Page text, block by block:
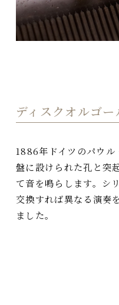
ディスクオルゴー
1886年ドイツのパウル
盤に設けられた孔と突
て音を鳴らします。シ
交換すれば異なる演奏
ました。